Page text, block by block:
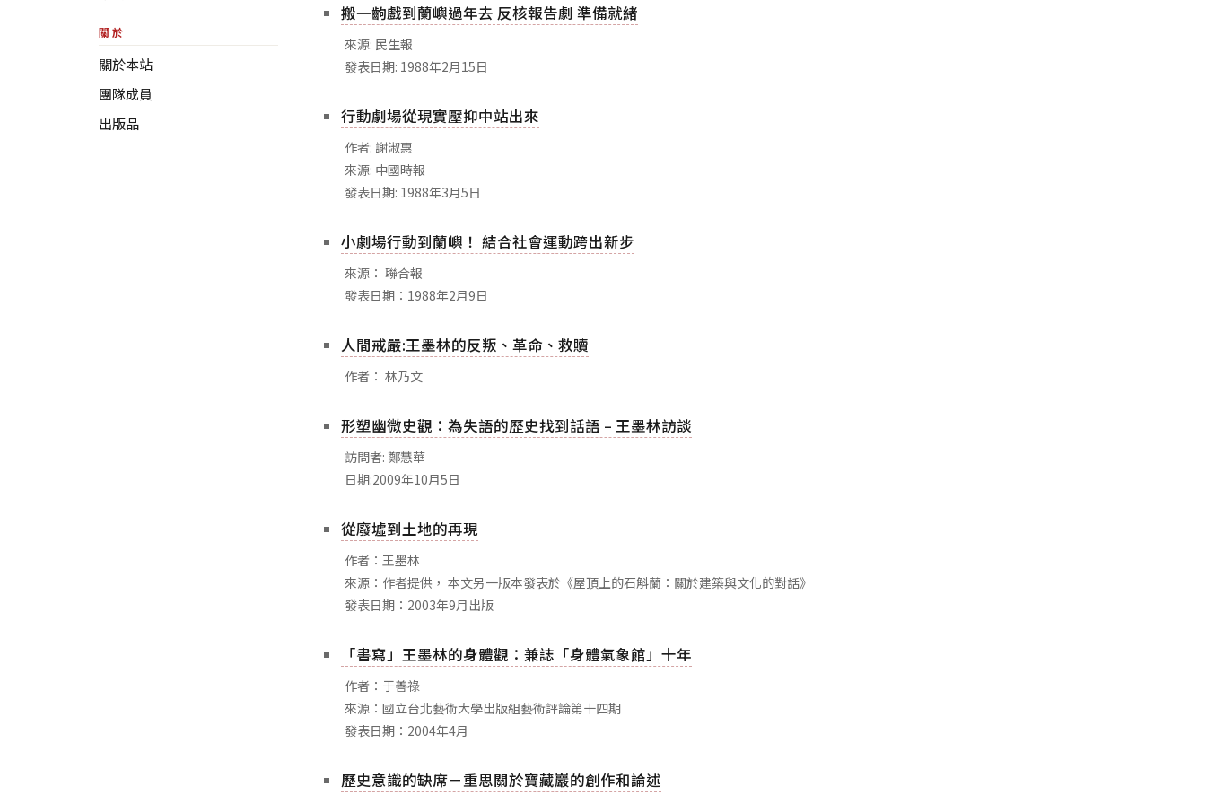
關於
關於本站
團隊成員
出版品
搬一齣戲到蘭嶼過年去 反核報告劇 準備就緒
來源: 民生報
發表日期: 1988年2月15日
行動劇場從現實壓抑中站出來
作者: 謝淑惠
來源: 中國時報
發表日期: 1988年3月5日
小劇場行動到蘭嶼！ 結合社會運動跨出新步
來源： 聯合報
發表日期：1988年2月9日
人間戒嚴:王墨林的反叛、革命、救贖
作者： 林乃文
形塑幽微史觀：為失語的歷史找到話語 – 王墨林訪談
訪問者: 鄭慧華
日期:2009年10月5日
從廢墟到土地的再現
作者：王墨林
來源：作者提供， 本文另一版本發表於《屋頂上的石斛蘭：關於建築與文化的對話》
發表日期：2003年9月出版
「書寫」王墨林的身體觀：兼誌「身體氣象館」十年
作者：于善祿
來源：國立台北藝術大學出版組藝術評論第十四期
發表日期：2004年4月
歷史意識的缺席－重思關於寶藏巖的創作和論述